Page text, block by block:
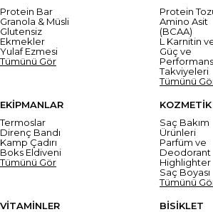
Protein Bar
Granola & Müsli
Glutensiz
Ekmekler
Yulaf Ezmesi
Tümünü Gör
Protein
Amino Asit
(BCAA)
L Karnitin
Güç ve
Performans
Takviyeleri
Tümünü
EKİPMANLAR
Termoslar
Direnç Bandı
Kamp Çadırı
Boks Eldiveni
Tümünü Gör
KOZMETİK
Saç Bakım
Ürünleri
Parfüm ve
Deodorant
Highlighter
Saç Boyası
Tümünü
VİTAMİNLER
BİSİKLET